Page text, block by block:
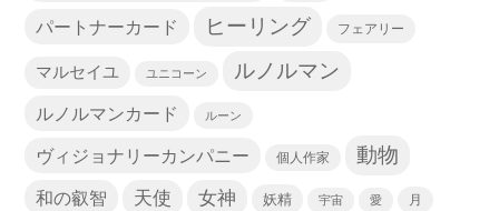
パートナーカード ヒーリング フェアリー
マルセイユ ユニコーン ルノルマン
ルノルマンカード ルーン
ヴィジョナリーカンパニー 個人作家 動物
和の叡智 天使 女神 妖精 宇宙 愛 月